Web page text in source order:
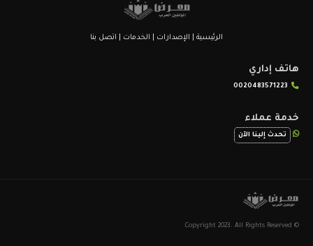
الرئيسية الإصدارات الخدمات اتصل بنا
هاتف إداري
0020483571223
خدمة عملاء
تحدث إلينا الآن
© Copyright 2023. All Rights Reserved.